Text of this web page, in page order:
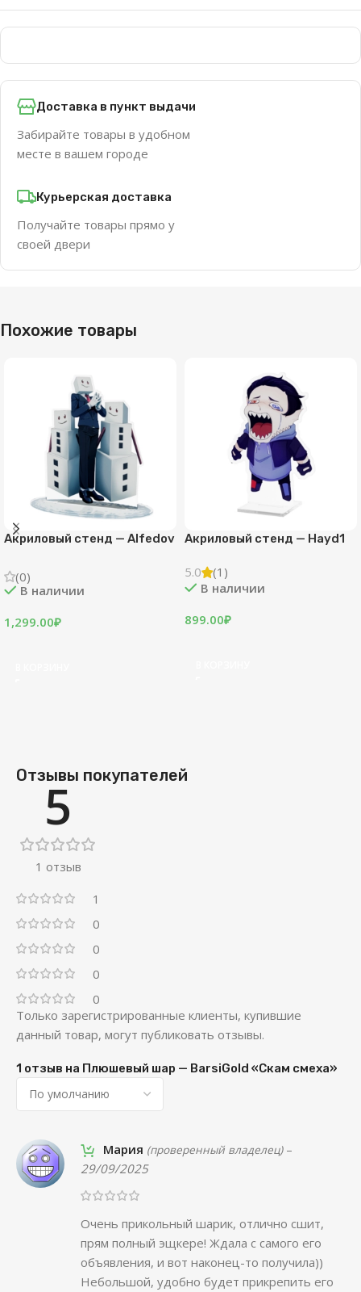
Доставка в пункт выдачи
Забирайте товары в удобном
месте в вашем городе
Курьерская доставка
Получайте товары прямо у
своей двери
Похожие товары
Акриловый стенд — Alfedov
(0)
В наличии
1,299.00₽
Акриловый стенд — Hayd1
5.0
(1)
В наличии
899.00₽
Отзывы покупателей
5
1 отзыв
1
0
0
0
0
1 отзыв на Плюшевый шар — BarsiGold «Скам смеха»
Мария (проверенный владелец) –
29/09/2025
Очень прикольный шарик, отлично сшит,
прям полный эщкере! Ждала с самого его
объявления, и вот наконец-то получила))
Небольшой, удобно будет прикрепить его
Только зарегистрированные клиенты, купившие
данный товар, могут публиковать отзывы.